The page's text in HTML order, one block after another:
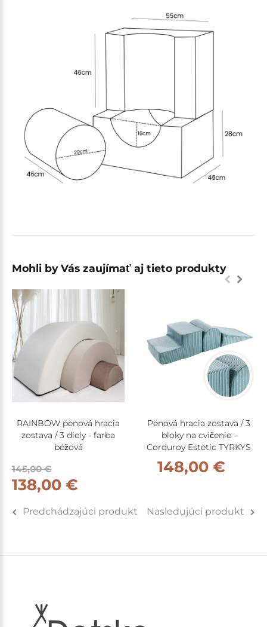
Mohli by Vás zaujímať aj tieto produkty
RAINBOW penová hracia
zostava / 3 diely - farba
béžová
145,00 €
138,00 €
Penová hracia zostava / 3
bloky na cvičenie -
Corduroy Estetic TYRKYS
148,00 €
Predchádzajúci produkt Nasledujúci produkt